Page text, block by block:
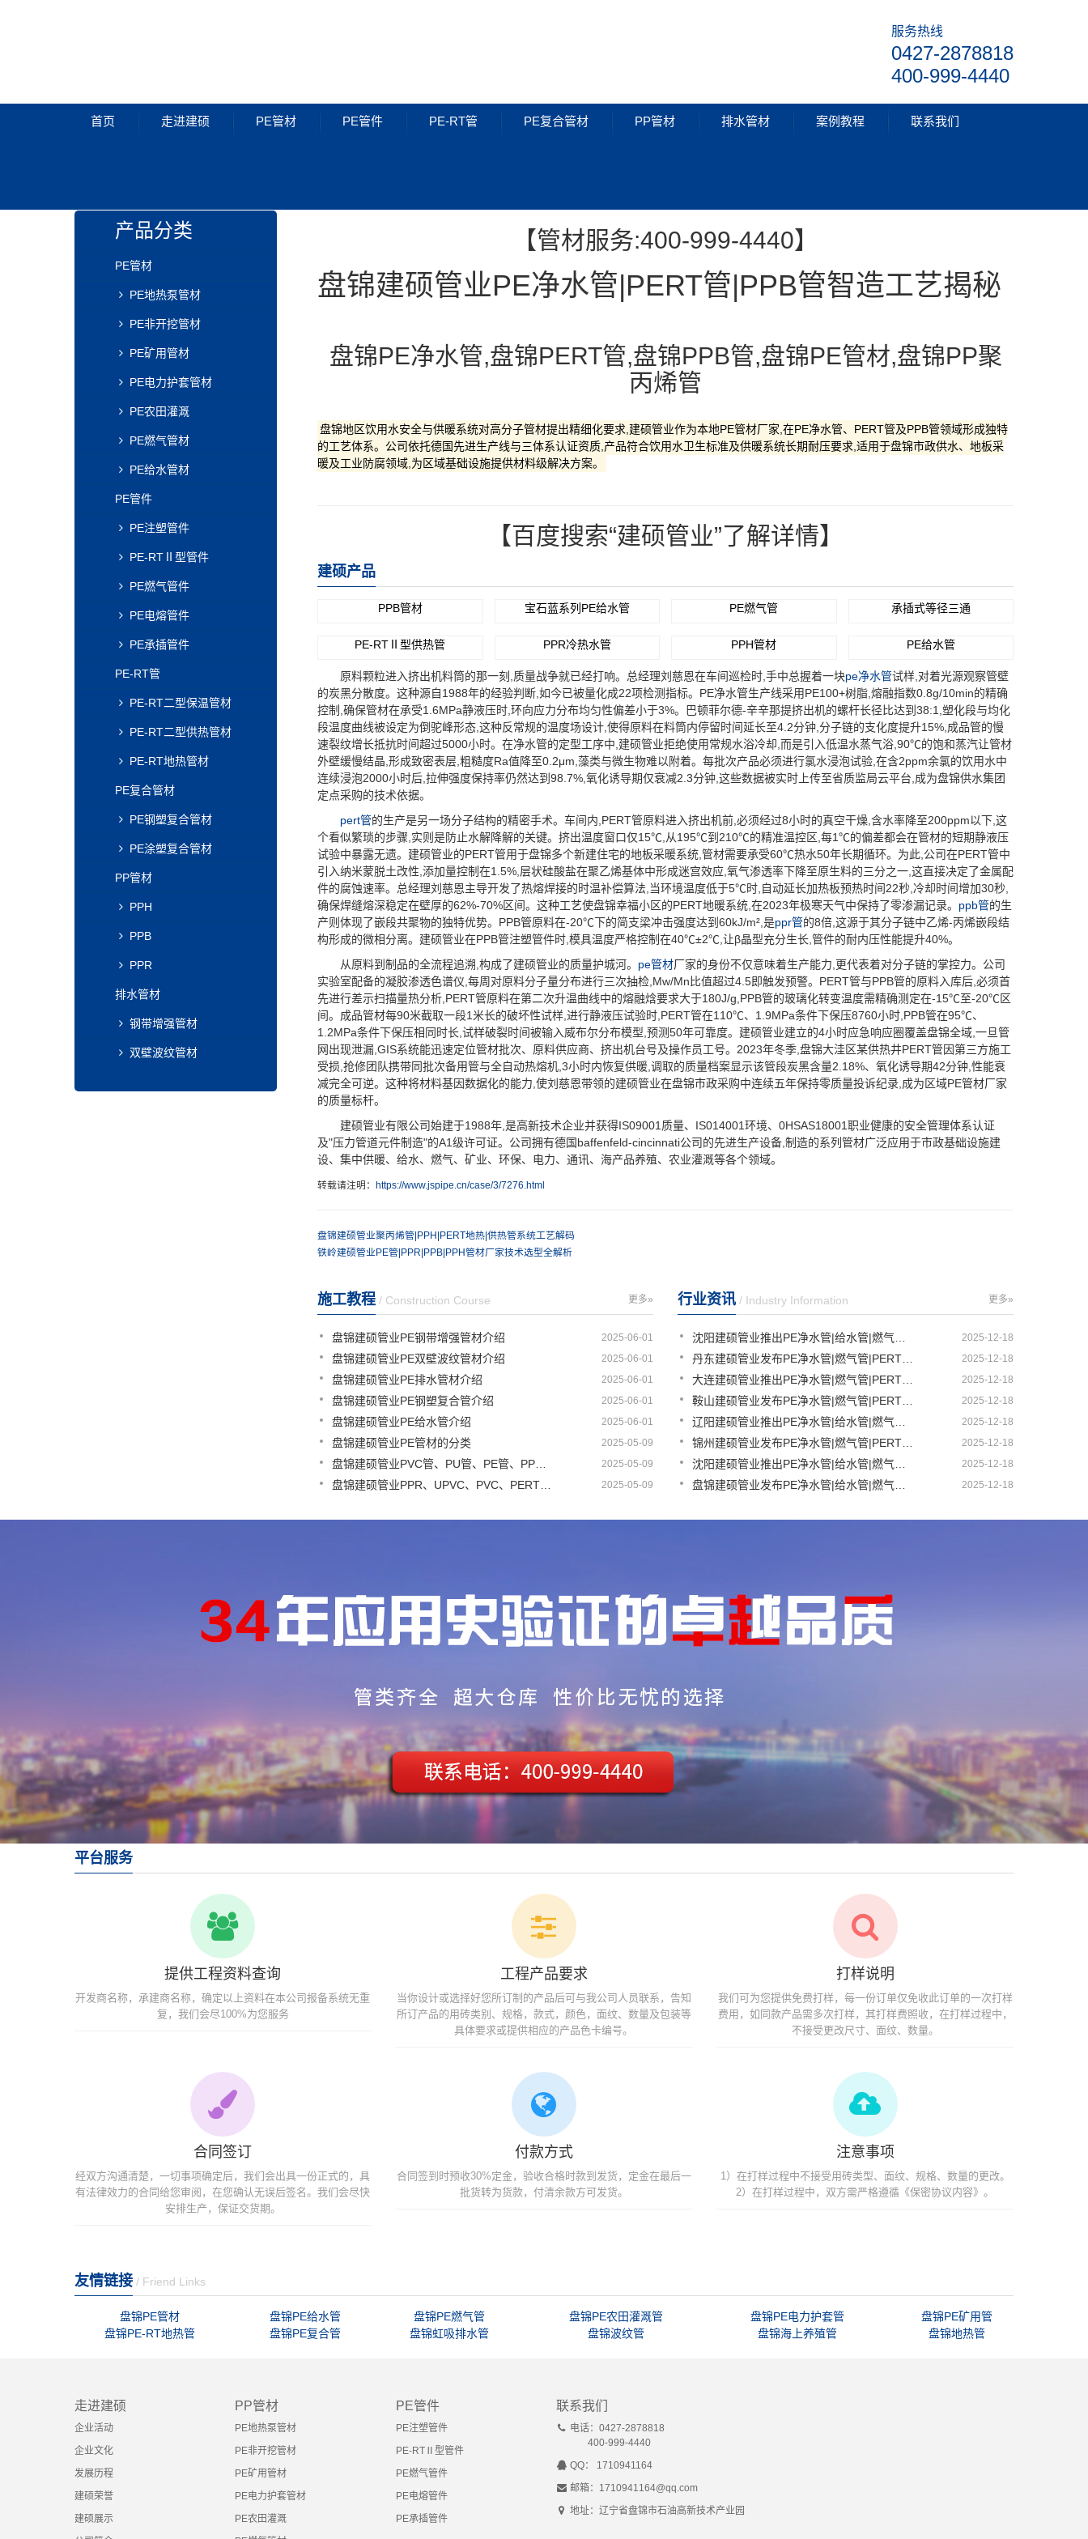
服务热线
0427-2878818
400-999-4440
首页 走进建硕 PE管材 PE管件 PE-RT管 PE复合管材 PP管材 排水管材 案例教程 联系我们
【管材服务:400-999-4440】
盘锦建硕管业PE净水管|PERT管|PPB管智造工艺揭秘
盘锦PE净水管,盘锦PERT管,盘锦PPB管,盘锦PE管材,盘锦PP聚
丙烯管
盘锦地区饮用水安全与供暖系统对高分子管材提出精细化要求,建硕管业作为本地PE管材厂家,在PE净水管、PERT管及PPB管领域形成独特
的工艺体系。公司依托德国先进生产线与三体系认证资质,产品符合饮用水卫生标准及供暖系统长期耐压要求,适用于盘锦市政供水、地板采
暖及工业防腐领域,为区域基础设施提供材料级解决方案。
【百度搜索“建硕管业”了解详情】
建硕产品
PPB管材 宝石蓝系列PE给水管 PE燃气管 承插式等径三通
PE-RTⅡ型供热管 PPR冷热水管 PPH管材 PE给水管
原料颗粒进入挤出机料筒的那一刻,质量战争就已经打响。总经理刘慈恩在车间巡检时,手中总握着一块pe净水管试样,对着光源观察管壁
的炭黑分散度。这种源自1988年的经验判断,如今已被量化成22项检测指标。PE净水管生产线采用PE100+树脂,熔融指数0.8g/10min的精确
控制,确保管材在承受1.6MPa静液压时,环向应力分布均匀性偏差小于3%。巴顿菲尔德-辛辛那提挤出机的螺杆长径比达到38:1,塑化段与均化
段温度曲线被设定为倒驼峰形态,这种反常规的温度场设计,使得原料在料筒内停留时间延长至4.2分钟,分子链的支化度提升15%,成品管的慢
速裂纹增长抵抗时间超过5000小时。在净水管的定型工序中,建硕管业拒绝使用常规水浴冷却,而是引入低温水蒸气浴,90℃的饱和蒸汽让管材
外壁缓慢结晶,形成致密表层,粗糙度Ra值降至0.2μm,藻类与微生物难以附着。每批次产品必须进行氯水浸泡试验,在含2ppm余氯的饮用水中
连续浸泡2000小时后,拉伸强度保持率仍然达到98.7%,氧化诱导期仅衰减2.3分钟,这些数据被实时上传至省质监局云平台,成为盘锦供水集团
定点采购的技术依据。
pert管的生产是另一场分子结构的精密手术。车间内,PERT管原料进入挤出机前,必须经过8小时的真空干燥,含水率降至200ppm以下,这
个看似繁琐的步骤,实则是防止水解降解的关键。挤出温度窗口仅15℃,从195℃到210℃的精准温控区,每1℃的偏差都会在管材的短期静液压
试验中暴露无遗。建硕管业的PERT管用于盘锦多个新建住宅的地板采暖系统,管材需要承受60℃热水50年长期循环。为此,公司在PERT管中
引入纳米蒙脱土改性,添加量控制在1.5%,层状硅酸盐在聚乙烯基体中形成迷宫效应,氧气渗透率下降至原生料的三分之一,这直接决定了金属配
件的腐蚀速率。总经理刘慈恩主导开发了热熔焊接的时温补偿算法,当环境温度低于5℃时,自动延长加热板预热时间22秒,冷却时间增加30秒,
确保焊缝熔深稳定在壁厚的62%-70%区间。这种工艺使盘锦幸福小区的PERT地暖系统,在2023年极寒天气中保持了零渗漏记录。 ppb管的生
产则体现了嵌段共聚物的独特优势。PPB管原料在-20℃下的简支梁冲击强度达到60kJ/m²,是ppr管的8倍,这源于其分子链中乙烯-丙烯嵌段结
构形成的微相分离。建硕管业在PPB管注塑管件时,模具温度严格控制在40℃±2℃,让β晶型充分生长,管件的耐内压性能提升40%。
从原料到制品的全流程追溯,构成了建硕管业的质量护城河。 pe管材厂家的身份不仅意味着生产能力,更代表着对分子链的掌控力。公司
实验室配备的凝胶渗透色谱仪,每周对原料分子量分布进行三次抽检,Mw/Mn比值超过4.5即触发预警。PERT管与PPB管的原料入库后,必须首
先进行差示扫描量热分析,PERT管原料在第二次升温曲线中的熔融焓要求大于180J/g,PPB管的玻璃化转变温度需精确测定在-15℃至-20℃区
间。成品管材每90米截取一段1米长的破坏性试样,进行静液压试验时,PERT管在110℃、1.9MPa条件下保压8760小时,PPB管在95℃、
1.2MPa条件下保压相同时长,试样破裂时间被输入威布尔分布模型,预测50年可靠度。建硕管业建立的4小时应急响应圈覆盖盘锦全域,一旦管
网出现泄漏,GIS系统能迅速定位管材批次、原料供应商、挤出机台号及操作员工号。2023年冬季,盘锦大洼区某供热井PERT管因第三方施工
受损,抢修团队携带同批次备用管与全自动热熔机,3小时内恢复供暖,调取的质量档案显示该管段炭黑含量2.18%、氧化诱导期42分钟,性能衰
减完全可逆。这种将材料基因数据化的能力,使刘慈恩带领的建硕管业在盘锦市政采购中连续五年保持零质量投诉纪录,成为区域PE管材厂家
的质量标杆。
建硕管业有限公司始建于1988年,是高新技术企业并获得IS09001质量、IS014001环境、0HSAS18001职业健康的安全管理体系认证
及"压力管道元件制造"的A1级许可证。公司拥有德国baffenfeld-cincinnati公司的先进生产设备,制造的系列管材广泛应用于市政基础设施建
设、集中供暖、给水、燃气、矿业、环保、电力、通讯、海产品养殖、农业灌溉等各个领域。
转载请注明： https://www.jspipe.cn/case/3/7276.html
盘锦建硕管业聚丙烯管|PPH|PERT地热|供热管系统工艺解码
铁岭建硕管业PE管|PPR|PPB|PPH管材厂家技术选型全解析
更多»
施工教程 / Construction Course
2025-06-01
盘锦建硕管业PE钢带增强管材介绍
2025-06-01
盘锦建硕管业PE双壁波纹管材介绍
2025-06-01
盘锦建硕管业PE排水管材介绍
2025-06-01
盘锦建硕管业PE钢塑复合管介绍
2025-06-01
盘锦建硕管业PE给水管介绍
2025-05-09
盘锦建硕管业PE管材的分类
2025-05-09
2025-05-09
更多»
行业资讯 / Industry Information
2025-12-18
2025-12-18
2025-12-18
2025-12-18
2025-12-18
2025-12-18
2025-12-18
2025-12-18
产品分类
PE管材
PE地热泵管材
PE非开挖管材
PE矿用管材
PE电力护套管材
PE农田灌溉
PE燃气管材
PE给水管材
PE管件
PE注塑管件
PE-RTⅡ型管件
PE燃气管件
PE电熔管件
PE承插管件
PE-RT管
PE-RT二型保温管材
PE-RT二型供热管材
PE-RT地热管材
PE复合管材
PE钢塑复合管材
PE涂塑复合管材
PP管材
PPH
PPB
PPR
排水管材
钢带增强管材
双壁波纹管材
平台服务
提供工程资料查询
开发商名称，承建商名称，确定以上资料在本公司报备系统无重
复，我们会尽100%为您服务
工程产品要求
当你设计或选择好您所订制的产品后可与我公司人员联系，告知
所订产品的用砖类别、规格，款式，颜色，面纹、数量及包装等
具体要求或提供相应的产品色卡编号。
打样说明
我们可为您提供免费打样，每一份订单仅免收此订单的一次打样
费用，如同款产品需多次打样，其打样费照收，在打样过程中，
不接受更改尺寸、面纹、数量。
合同签订
经双方沟通清楚，一切事项确定后，我们会出具一份正式的，具
有法律效力的合同给您审阅，在您确认无误后签名。我们会尽快
安排生产，保证交货期。
付款方式
合同签到时预收30%定金，验收合格时款到发货，定金在最后一
批货转为货款，付清余款方可发货。
注意事项
1）在打样过程中不接受用砖类型、面纹、规格、数量的更改。
2）在打样过程中，双方需严格遵循《保密协议内容》。
友情链接 / Friend Links
盘锦PE管材 盘锦PE给水管 盘锦PE燃气管 盘锦PE农田灌溉管 盘锦PE电力护套管
盘锦PE矿用管
盘锦PE-RT地热管
盘锦PE复合管 盘锦虹吸排水管 盘锦波纹管 盘锦海上养殖管 盘锦地热管
走进建硕
企业活动
企业文化
发展历程
建硕荣誉
建硕展示
PP管材
PE地热泵管材
PE非开挖管材
PE矿用管材
PE电力护套管材
PE农田灌溉
PE管件
PE注塑管件
PE-RTⅡ型管件
PE燃气管件
PE电熔管件
PE承插管件
联系我们
电话：0427-2878818
400-999-4440
QQ： 1710941164
邮箱：1710941164@qq.com
地址：辽宁省盘锦市石油高新技术产业园